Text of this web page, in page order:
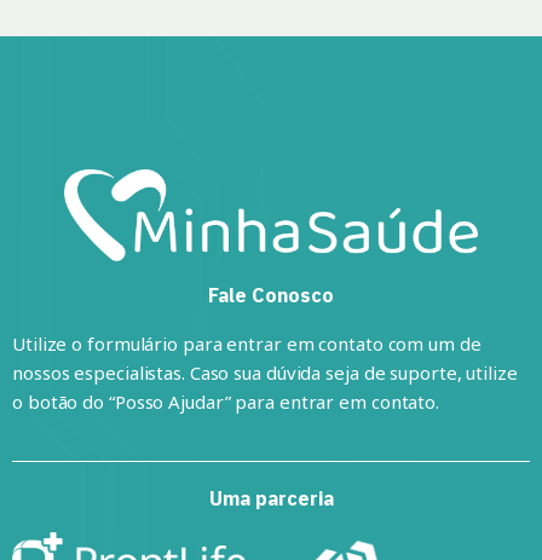
Fale Conosco
Utilize o formulário para entrar em contato com um de
nossos especialistas. Caso sua dúvida seja de suporte, utilize
o botão do “Posso Ajudar” para entrar em contato.
Uma parceria